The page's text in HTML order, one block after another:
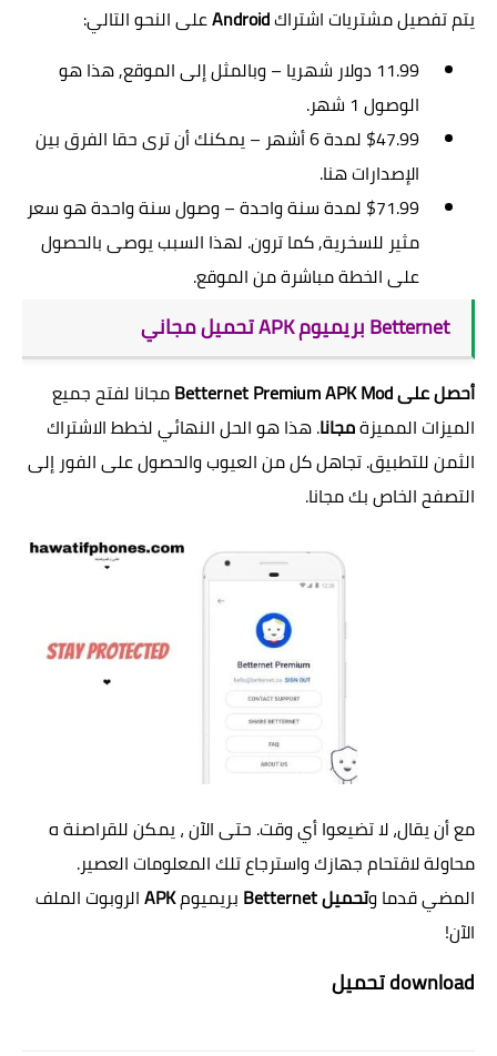
يتم تفصيل مشتريات اشتراكAndroidعلى النحو التالي:
11.99 دولار شهريا – وبالمثل إلى الموقع, هذا هو
الوصول 1 شهر.
$47.99 لمدة 6 أشهر – يمكنك أن ترى حقا الفرق بين
الإصدارات هنا.
$71.99 لمدة سنة واحدة – وصول سنة واحدة هو سعر
مثير للسخرية, كما ترون. لهذا السبب يوصى بالحصول
على الخطة مباشرة من الموقع.
Betternet بريميوم APK تحميل مجاني
أحصل على Betternet Premium APK Mod
مجانا لفتح جميع
الميزات المميزةمجانا. هذا هو الحل النهائي لخطط الاشتراك
الثمن للتطبيق. تجاهل كل من العيوب والحصول على الفور إلى
التصفح الخاص بك مجانا.
مع أن يقال، لا تضيعوا أي وقت. حتى الآن ، يمكن للقراصنة ه
محاولة لاقتحام جهازك واسترجاع تلك المعلومات العصير.
المضي قدما وتحميل Betternet بريميومAPKالروبوت الملف
الآن!
download تحميل